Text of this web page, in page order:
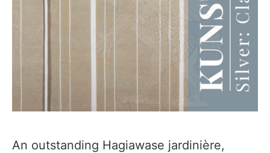
An outstanding Hagiawase jardinière,